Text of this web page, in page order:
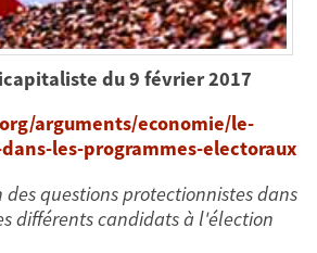
du 9 février 2017
arguments/economie/le-
les-programmes-electoraux
questions protectionnistes dans
différents candidats à l'élection